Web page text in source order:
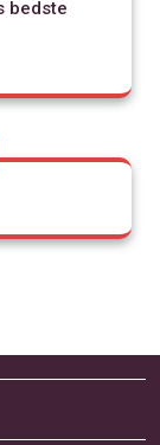
bedste